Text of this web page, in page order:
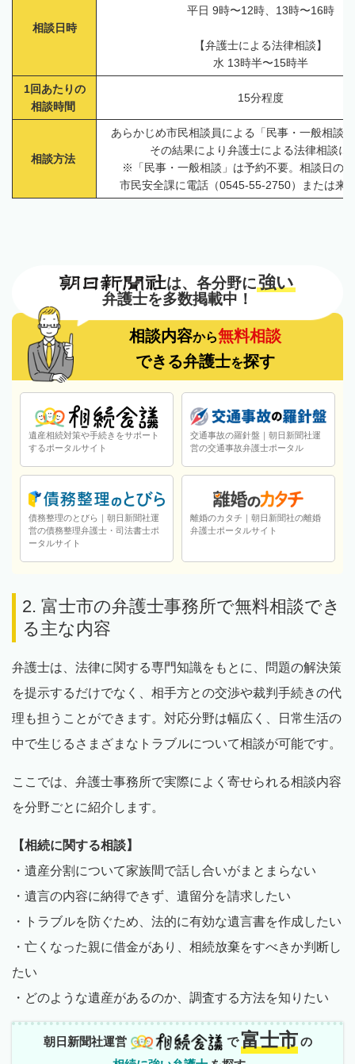
相談日時
平日 9時〜12時、13時〜16時
【弁護士による法律相談】
水 13時半〜15時半
1回あたりの
相談時間
15分程度
相談方法
あらかじめ市民相談員による「民事・一般相談
その結果により弁護士による法律相談に
※「民事・一般相談」は予約不要。相談日の
市民安全課に電話（0545-55-2750）または来
は、各分野に強い
弁護士を多数掲載中！
相談内容から無料相談
できる弁護士を探す
遺産相続対策や手続きをサポート
するポータルサイト
交通事故の羅針盤｜朝日新聞社運
営の交通事故弁護士ポータル
債務整理のとびら｜朝日新聞社運
営の債務整理弁護士・司法書士ポ
ータルサイト
離婚のカタチ｜朝日新聞社の離婚
弁護士ポータルサイト
2. 富士市の弁護士事務所で無料相談でき
る主な内容
弁護士は、法律に関する専門知識をもとに、問題の解決策
を提示するだけでなく、相手方との交渉や裁判手続きの代
理も担うことができます。対応分野は幅広く、日常生活の
中で生じるさまざまなトラブルについて相談が可能です。
ここでは、弁護士事務所で実際によく寄せられる相談内容
を分野ごとに紹介します。
【相続に関する相談】
・遺産分割について家族間で話し合いがまとまらない
・遺言の内容に納得できず、遺留分を請求したい
・トラブルを防ぐため、法的に有効な遺言書を作成したい
・亡くなった親に借金があり、相続放棄をすべきか判断し
たい
・どのような遺産があるのか、調査する方法を知りたい
朝日新聞社運営 で 富士市 の